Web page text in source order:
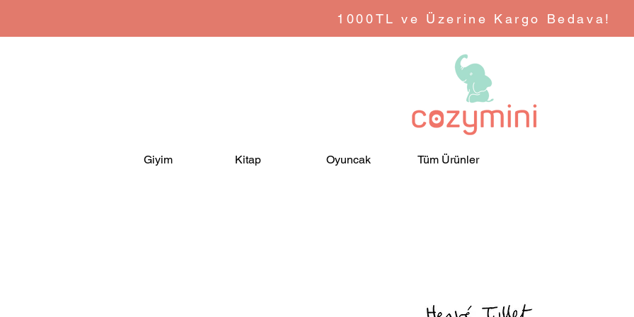
1000TL ve Üzerine Kargo Bedava!
Giyim Kitap Oyuncak Tüm Ürünler